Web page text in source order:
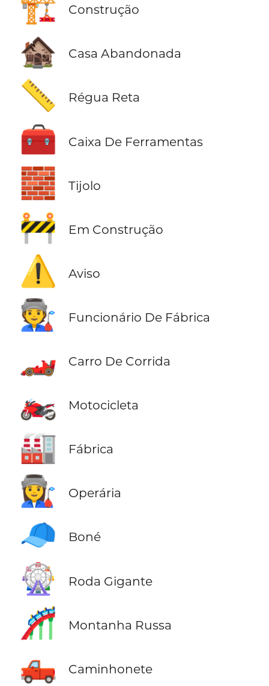
🏗️ Construção
🏚️ Casa Abandonada
📏 Régua Reta
🧰 Caixa De Ferramentas
🧱 Tijolo
🚧 Em Construção
⚠️ Aviso
🧑‍🏭 Funcionário De Fábrica
🏎️ Carro De Corrida
🏍️ Motocicleta
🏭 Fábrica
👩‍🏭 Operária
🧢 Boné
🎡 Roda Gigante
🎢 Montanha Russa
🛻 Caminhonete